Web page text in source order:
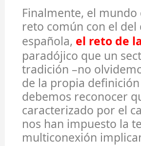
Finalmente, el
reto común con el
española, el reto de
paradójico que un
tradición ­–no
de la propia
debemos reconocer
caracterizado por el
nos han impuesto la
multiconexión